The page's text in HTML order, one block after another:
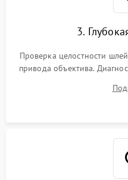
3.
Проверка целостности
привода объектива.
питания и
затвора и блока